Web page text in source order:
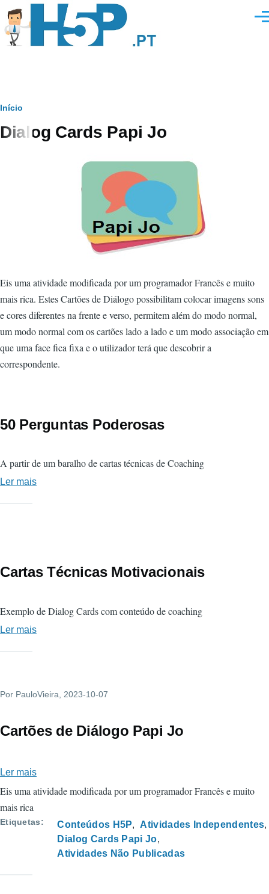
Passar para o conteúdo principal
Navegação
estrutural
Início
Dialog Cards Papi Jo
Eis uma atividade modificada por um programador Francês e muito
mais rica. Estes Cartões de Diálogo possibilitam colocar imagens sons
e cores diferentes na frente e verso, permitem além do modo normal,
um modo normal com os cartões lado a lado e um modo associação em
que uma face fica fixa e o utilizador terá que descobrir a
correspondente.
50 Perguntas Poderosas
A partir de um baralho de cartas técnicas de Coaching
Ler mais
Cartas Técnicas Motivacionais
Exemplo de Dialog Cards com conteúdo de coaching
Ler mais
Por PauloVieira, 2023-10-07
Cartões de Diálogo Papi Jo
Ler mais
Cartões
Diálogo
Eis uma atividade modificada por um programador Francês e muito
mais rica
Etiquetas Conteúdos H5P
Atividades Independentes
Dialog Cards Papi Jo
Atividades Não Publicadas